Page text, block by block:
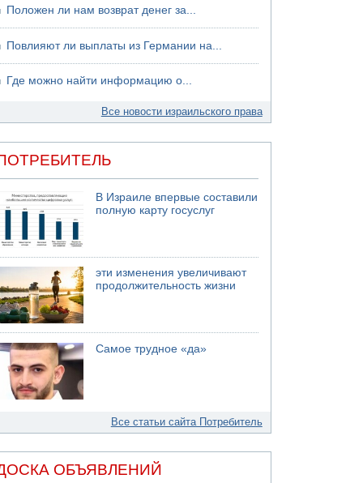
Положен ли нам возврат денег за...
Повлияют ли выплаты из Германии на...
Где можно найти информацию о...
Все новости израильского права
В Израиле впервые составили
полную карту госуслуг
эти изменения увеличивают
продолжительность жизни
Самое трудное «да»
Все статьи сайта Потребитель
ОБЪЯВЛЕНИЙ